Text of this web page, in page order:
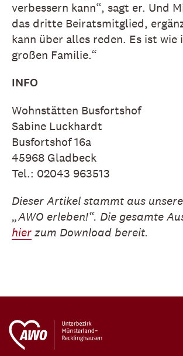
verbessern kann“, sagt er. Und
das dritte Beiratsmitglied,
kann über alles reden. Es ist wie
großen Familie.“
INFO
Wohnstätten Busfortshof
Sabine Luckhardt
Busfortshof 16a
45968 Gladbeck
Tel.: 02043 963513
Dieser Artikel stammt aus
„AWO erleben!“. Die gesamte
hier zum Download bereit.